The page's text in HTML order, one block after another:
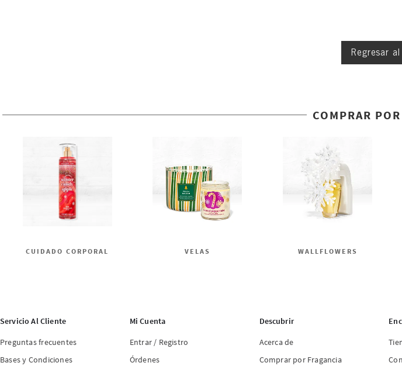
Regresar
COMPRAR
CUIDADO CORPORAL VELAS WALLFLOWERS
Servicio Al Cliente
Preguntas frecuentes
Bases y Condiciones
Mi Cuenta
Entrar / Registro
Órdenes
Descubrir
Acerca de
Comprar por Fragancia